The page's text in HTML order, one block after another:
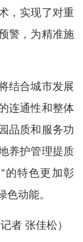
，实现了对重
警，为精准施
结合城市发展
连通性和整体
品质和服务功
养护管理提质
的特色更加彰
动能。
记者 张佳松）